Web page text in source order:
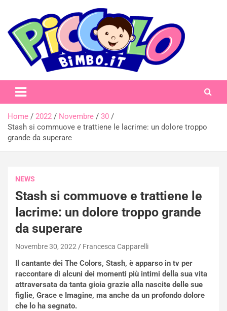
content
piccolobimbo.it
Home 2022 Novembre
30
Stash si commuove e trattiene le lacrime: un dolore troppo
grande da superare
NEWS
Stash si commuove e trattiene le
lacrime: un dolore troppo grande
da superare
Novembre 30, 2022 Francesca Capparelli
Il cantante dei The Colors, Stash, è apparso in tv per
raccontare di alcuni dei momenti più intimi della sua vita
attraversata da tanta gioia grazie alla nascite delle sue
figlie, Grace e Imagine, ma anche da un profondo dolore
che lo ha segnato.